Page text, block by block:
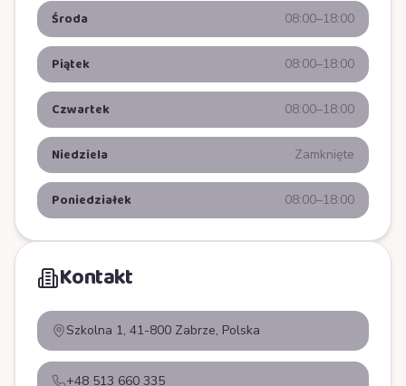
Środa 08:00–18:00
Piątek 08:00–18:00
Czwartek 08:00–18:00
Niedziela Zamknięte
Poniedziałek 08:00–18:00
Kontakt
Szkolna 1, 41-800 Zabrze, Polska
+48 513 660 335